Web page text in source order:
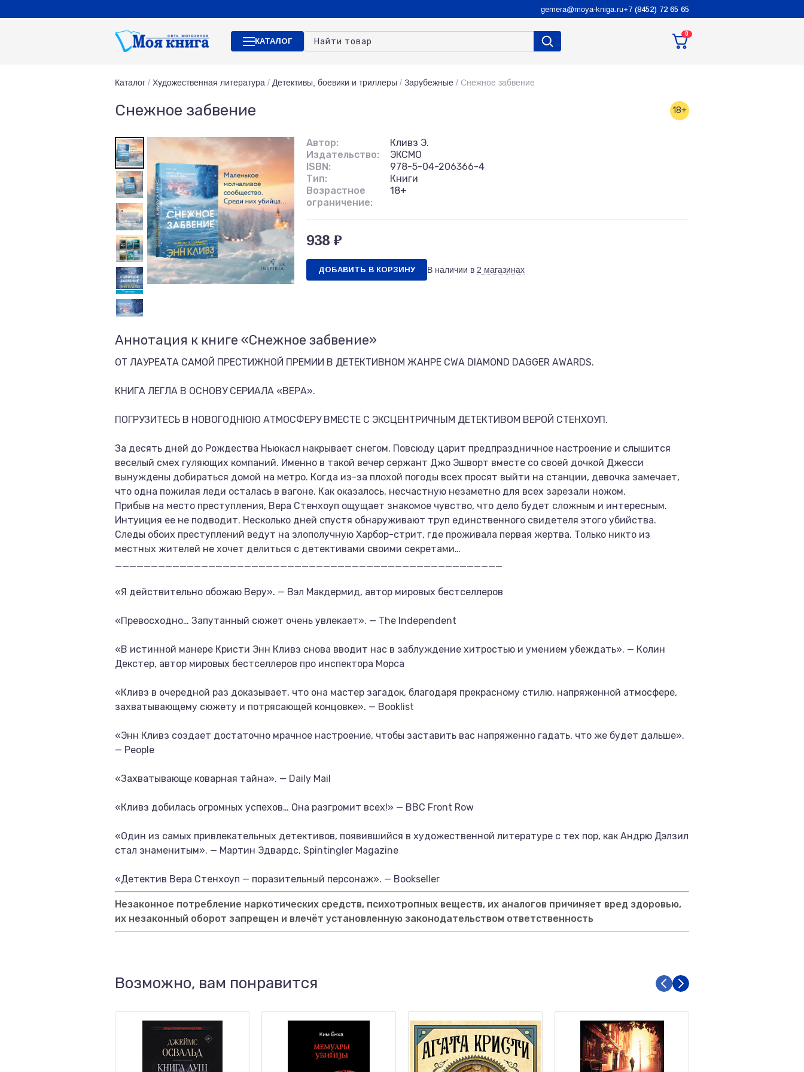
gemera@moya-kniga.ru+7 (8452) 72 65 65
КАТАЛОГ
0
Каталог / Художественная литература / Детективы, боевики и триллеры / Зарубежные / Снежное забвение
Снежное забвение 18+
Автор:
Кливз Э.
Издательство:
ЭКСМО
ISBN:
978-5-04-206366-4
Тип:
Книги
Возрастное
ограничение:
18+
938 ₽
ДОБАВИТЬ В КОРЗИНУ В наличии в 2 магазинах
Аннотация к книге «Снежное забвение»
ОТ ЛАУРЕАТА САМОЙ ПРЕСТИЖНОЙ ПРЕМИИ В ДЕТЕКТИВНОМ ЖАНРЕ CWA DIAMOND DAGGER AWARDS.
КНИГА ЛЕГЛА В ОСНОВУ СЕРИАЛА «ВЕРА».
ПОГРУЗИТЕСЬ В НОВОГОДНЮЮ АТМОСФЕРУ ВМЕСТЕ С ЭКСЦЕНТРИЧНЫМ ДЕТЕКТИВОМ ВЕРОЙ СТЕНХОУП.
За десять дней до Рождества Ньюкасл накрывает снегом. Повсюду царит предпраздничное настроение и слышится
веселый смех гуляющих компаний. Именно в такой вечер сержант Джо Эшворт вместе со своей дочкой Джесси
вынуждены добираться домой на метро. Когда из-за плохой погоды всех просят выйти на станции, девочка замечает,
что одна пожилая леди осталась в вагоне. Как оказалось, несчастную незаметно для всех зарезали ножом.
Прибыв на место преступления, Вера Стенхоуп ощущает знакомое чувство, что дело будет сложным и интересным.
Интуиция ее не подводит. Несколько дней спустя обнаруживают труп единственного свидетеля этого убийства.
Следы обоих преступлений ведут на злополучную Харбор-стрит, где проживала первая жертва. Только никто из
местных жителей не хочет делиться с детективами своими секретами…
______________________________________________________
«Я действительно обожаю Веру». — Вэл Макдермид, автор мировых бестселлеров
«Превосходно… Запутанный сюжет очень увлекает». — The Independent
«В истинной манере Кристи Энн Кливз снова вводит нас в заблуждение хитростью и умением убеждать». — Колин
Декстер, автор мировых бестселлеров про инспектора Морса
«Кливз в очередной раз доказывает, что она мастер загадок, благодаря прекрасному стилю, напряженной атмосфере,
захватывающему сюжету и потрясающей концовке». — Booklist
«Энн Кливз создает достаточно мрачное настроение, чтобы заставить вас напряженно гадать, что же будет дальше».
— People
«Захватывающе коварная тайна». — Daily Mail
«Кливз добилась огромных успехов… Она разгромит всех!» — BBC Front Row
«Один из самых привлекательных детективов, появившийся в художественной литературе с тех пор, как Андрю Дэлзил
стал знаменитым». — Мартин Эдвардс, Spintingler Magazine
«Детектив Вера Стенхоуп — поразительный персонаж». — Bookseller
Незаконное потребление наркотических средств, психотропных веществ, их аналогов причиняет вред здоровью,
их незаконный оборот запрещен и влечёт установленную законодательством ответственность
Возможно, вам понравится